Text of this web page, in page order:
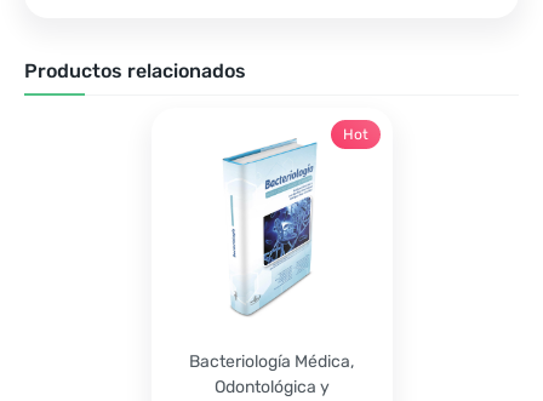
Productos relacionados
Bacteriología Médica,
Odontológica y
Hot